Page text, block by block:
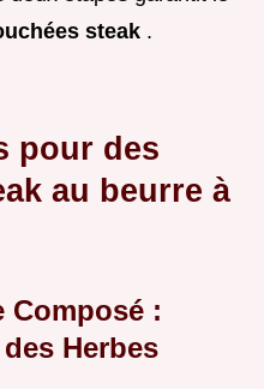
steak .
pour des
au beurre à
Composé :
Herbes